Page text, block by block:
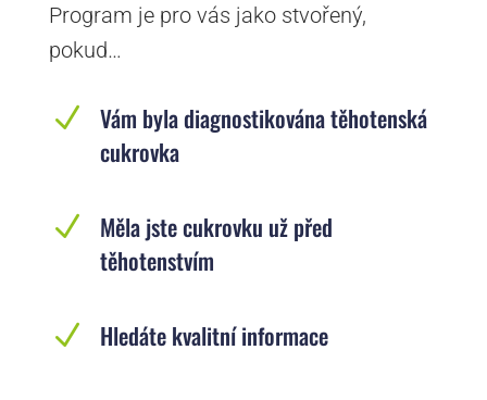
Program je pro vás jako stvořený,
pokud…
N
Vám byla diagnostikována těhotenská
cukrovka
N
Měla jste cukrovku už před
těhotenstvím
N Hledáte kvalitní informace